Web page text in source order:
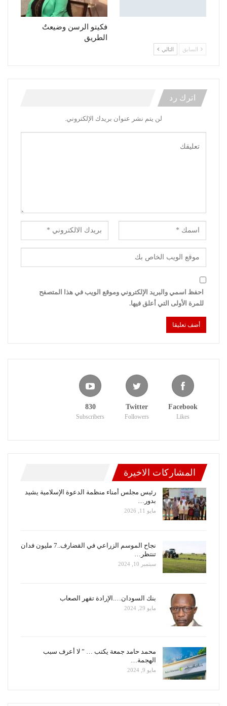
فكيتو الرسن وضيعتٌ
الطريق
السابق التالي
اترك رد
لن يتم نشر عنوان بريدك الإلكتروني.
احفظ اسمي والبريد الإلكتروني وموقع الويب في هذا المتصفح
للمرة الأولى التي أعلق فيها.
Facebook
Likes
Twitter
Followers
830
Subscribers
المشاركات الاخيرة
رئيس مجلس أمناء منظمة الدعوة الإسلامية يشيد
بدور…
مايو 11, 2026
نجاح الموسم الزراعي في القضارف..7 مليون فدان
تنتظر…
سبتمبر 10, 2024
بنك السودان….الإرادة تقهر الصعاب
مايو 29, 2024
محمد حامد جمعة يكتب … ” لا أعرف سبب
الهجمة…
مايو 9, 2024